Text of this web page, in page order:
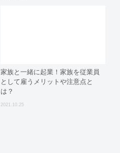
家族と一緒に起業！家族を従業員
として雇うメリットや注意点と
は？
2021.10.25